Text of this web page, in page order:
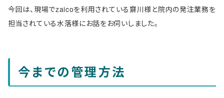
今回は、現場でzaicoを利用されている齋川様と院内の発注業務を
担当されている水落様にお話をお伺いしました。
今までの管理方法